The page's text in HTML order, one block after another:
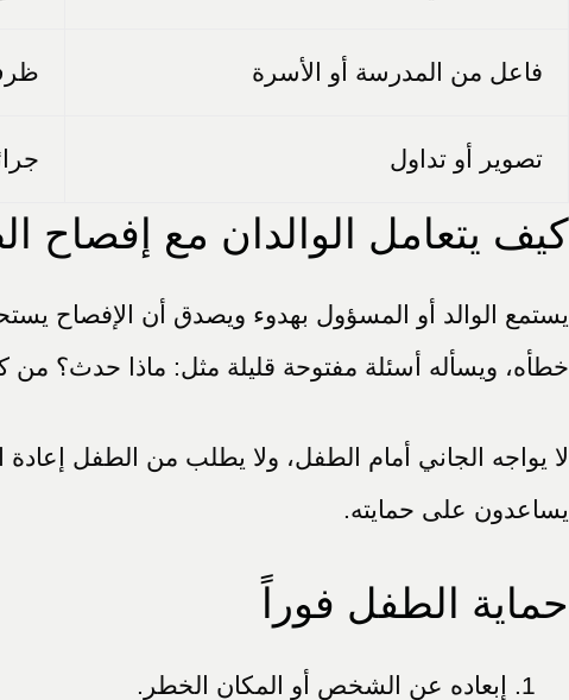
فاعل من المدرسة أو الأسرة
تصوير أو تداول
كيف يتعامل الوالدان مع إفصاح
يستمع الوالد أو المسؤول بهدوء ويصدق أن الإفصاح
خطأه، ويسأله أسئلة مفتوحة قليلة مثل: ماذا حدث؟
لا يواجه الجاني أمام الطفل، ولا يطلب من الطفل
يساعدون على حمايته.
حماية الطفل فوراً
إبعاده عن الشخص أو المكان الخطر.